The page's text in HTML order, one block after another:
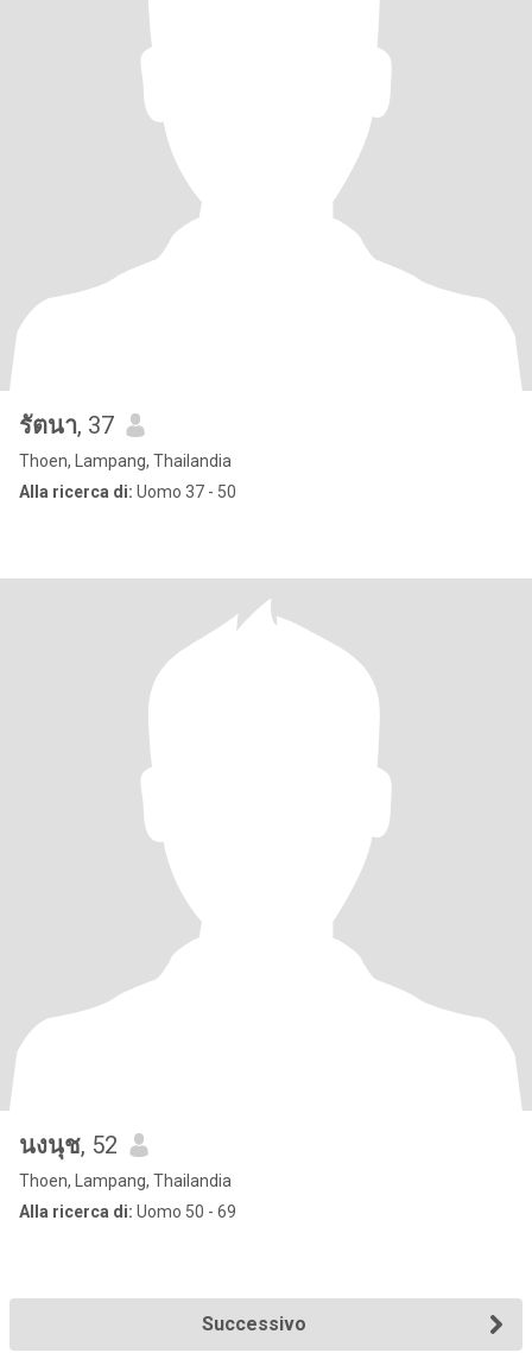
รัตนา, 37
Thoen, Lampang, Thailandia
Alla ricerca di: Uomo 37 - 50
นงนุช, 52
Thoen, Lampang, Thailandia
Alla ricerca di: Uomo 50 - 69
Successivo